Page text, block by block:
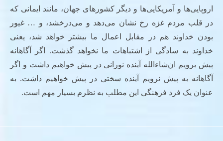
اروپایی‌ها و آمریکایی‌ها و دیگر کشورهای جهان، مانند ایمانی که
در قلب مردم غزه رخ نشان می‌دهد و می‌درخشد، و … غیور
بودن خداوند هم در مقابل اعمال ما بیشتر خواهد شد، یعنی
خداوند به سادگی از اشتباهات ما نخواهد گذشت. اگر آگاهانه
پیش برویم ان‌شاء‌الله آینده نورانی در پیش خواهیم داشت و اگر
آگاهانه به پیش نرویم آینده سختی در پیش خواهیم داشت. به
عنوان یک فرد فرهنگی این مطلب به نظرم بسیار مهم است.